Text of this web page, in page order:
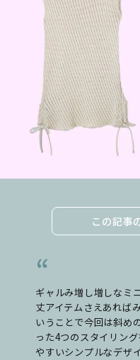
この記事
ギャルみ増し増しなミ
丈アイテムさえあれば
いうことで今回は斜め
った4つのスタイリン
やすいシンプルなデザ